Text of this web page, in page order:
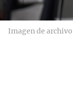
Imagen de